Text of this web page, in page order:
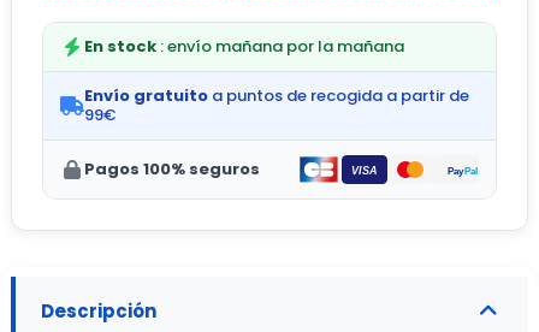
En stock : envío mañana por la mañana
Envío gratuito a puntos de recogida a partir de
99€
Pagos 100% seguros
Descripción